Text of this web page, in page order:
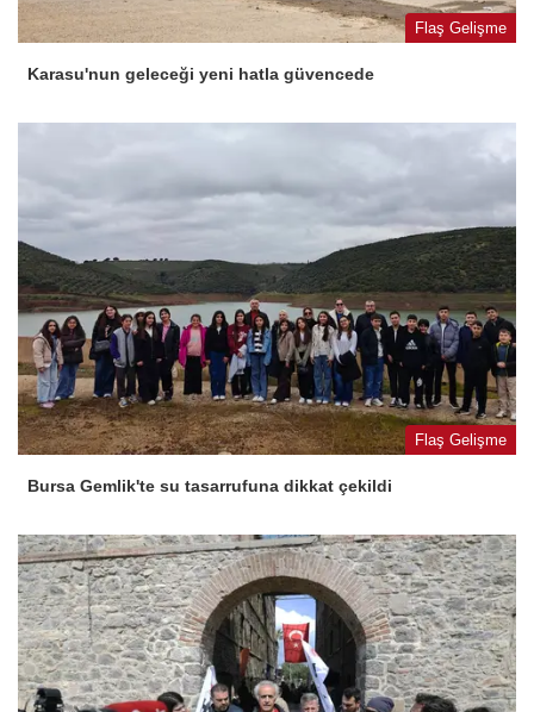
Flaş Gelişme
Karasu'nun geleceği yeni hatla güvencede
Flaş Gelişme
Bursa Gemlik'te su tasarrufuna dikkat çekildi